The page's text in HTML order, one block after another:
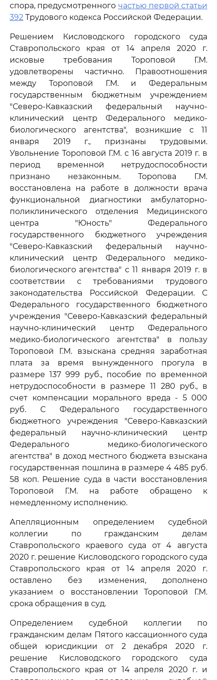
спора, предусмотренного частью первой статьи
392 Трудового кодекса Российской Федерации.
Решением Кисловодского городского суда
Ставропольского края от 14 апреля 2020 г.
исковые требования Тороповой Г.М.
удовлетворены частично. Правоотношения
между Тороповой Г.М. и Федеральным
государственным бюджетным учреждением
"Северо-Кавказский федеральный научно-
клинический центр Федерального медико-
биологического агентства", возникшие с 11
января 2019 г., признаны трудовыми.
Увольнение Тороповой Г.М. с 16 августа 2019 г. в
период временной нетрудоспособности
признано незаконным. Торопова Г.М.
восстановлена на работе в должности врача
функциональной диагностики амбулаторно-
поликлинического отделения Медицинского
центра "Юность" Федерального
государственного бюджетного учреждения
"Северо-Кавказский федеральный научно-
клинический центр Федерального медико-
биологического агентства" с 11 января 2019 г. в
соответствии с требованиями трудового
законодательства Российской Федерации. С
Федерального государственного бюджетного
учреждения "Северо-Кавказский федеральный
научно-клинический центр Федерального
медико-биологического агентства" в пользу
Тороповой Г.М. взыскана средняя заработная
плата за время вынужденного прогула в
размере 137 999 руб., пособие по временной
нетрудоспособности в размере 11 280 руб., в
счет компенсации морального вреда - 5 000
руб. С Федерального государственного
бюджетного учреждения "Северо-Кавказский
федеральный научно-клинический центр
Федерального медико-биологического
агентства" в доход местного бюджета взыскана
государственная пошлина в размере 4 485 руб.
58 коп. Решение суда в части восстановления
Тороповой Г.М. на работе обращено к
немедленному исполнению.
Апелляционным определением судебной
коллегии по гражданским делам
Ставропольского краевого суда от 4 августа
2020 г. решение Кисловодского городского суда
Ставропольского края от 14 апреля 2020 г.
оставлено без изменения, дополнено
указанием о восстановлении Тороповой Г.М.
срока обращения в суд.
Определением судебной коллегии по
гражданским делам Пятого кассационного суда
общей юрисдикции от 2 декабря 2020 г.
решение Кисловодского городского суда
Ставропольского края от 14 апреля 2020 г. и